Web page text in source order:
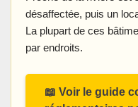
désaffectée, puis un
La plupart de ces
par endroits.
📖 Voir le guide